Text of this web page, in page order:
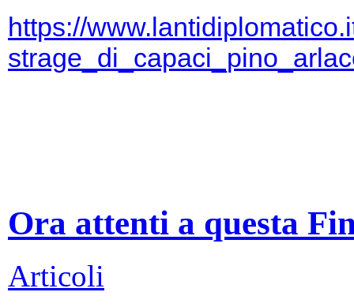
https://
Ora attenti a questa
Articoli